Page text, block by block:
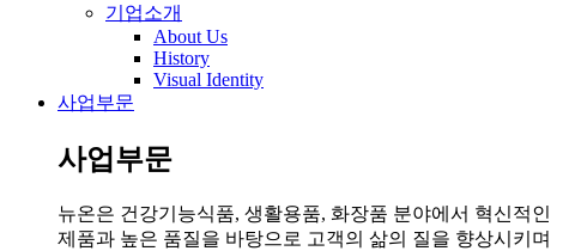
기업소개
About Us
History
Visual Identity
사업부문
사업부문
뉴온은 건강기능식품, 생활용품, 화장품 분야에서 혁신적인
제품과 높은 품질을 바탕으로 고객의 삶의 질을 향상시키며